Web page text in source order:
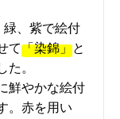
、紫で絵付
て「染錦」と
。
鮮やかな絵付
。赤を用い